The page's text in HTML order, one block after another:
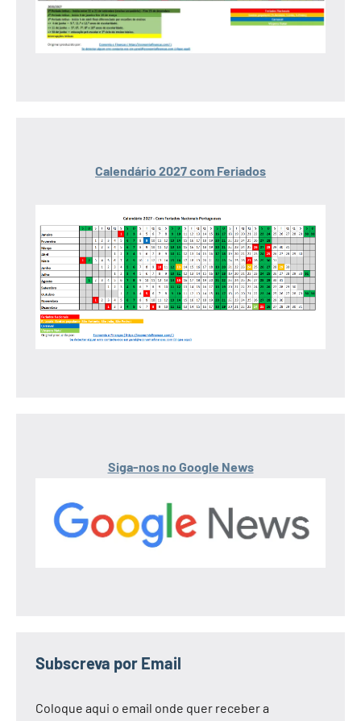
Calendário 2027 com Feriados
Siga-nos no Google News
Subscreva por Email
Coloque aqui o email onde quer receber a